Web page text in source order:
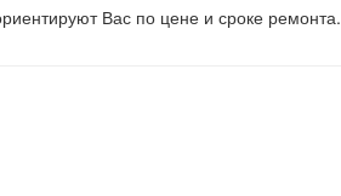
Вас по цене и сроке ремонта.